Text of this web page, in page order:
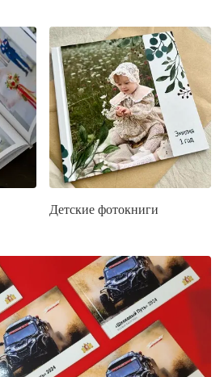
Детские фотокниги